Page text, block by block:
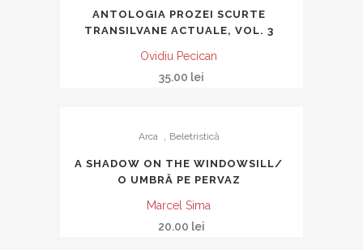
ANTOLOGIA PROZEI SCURTE
TRANSILVANE ACTUALE, VOL. 3
Ovidiu Pecican
35.00 lei
Arca Beletristică
A SHADOW ON THE WINDOWSILL/
O UMBRĂ PE PERVAZ
Marcel Sima
20.00 lei